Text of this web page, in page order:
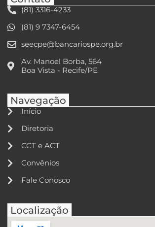
(81) 3316-4233
(81) 9 7347-6454
seecpe@bancariospe.org.br
Av. Manoel Borba, 564
Boa Vista - Recife/PE
Navegação
Início
Diretoria
CCT e ACT
Convênios
Fale Conosco
Localização